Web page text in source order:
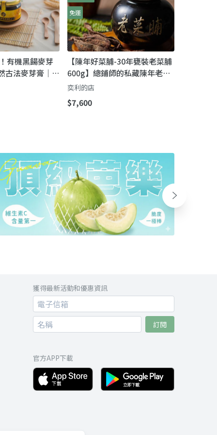
有機黑餳麥芽
古法麥芽膏｜
免運
【陳年好菜脯-30年甕裝老菜脯
600g】總鋪師的私藏陳年老菜
脯
奕利的店
$7,600
獲得最新活動和優惠資訊
訂閱
官方APP下載